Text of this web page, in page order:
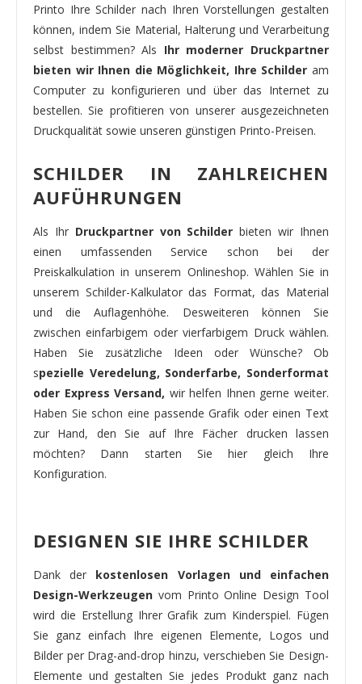
Printo Ihre Schilder nach Ihren Vorstellungen gestalten
können, indem Sie Material, Halterung und Verarbeitung
selbst bestimmen? Als Ihr moderner Druckpartner
bieten wir Ihnen die Möglichkeit, Ihre Schilder am
Computer zu konfigurieren und über das Internet zu
bestellen. Sie profitieren von unserer ausgezeichneten
Druckqualität sowie unseren günstigen Printo-Preisen.
SCHILDER IN ZAHLREICHEN
AUFÜHRUNGEN
Als Ihr Druckpartner von Schilderbieten wir Ihnen
einen umfassenden Service schon bei der
Preiskalkulation in unserem Onlineshop. Wählen Sie in
unserem Schilder-Kalkulator das Format, das Material
und die Auflagenhöhe. Desweiteren können Sie
zwischen einfarbigem oder vierfarbigem Druck wählen.
Haben Sie zusätzliche Ideen oder Wünsche? Ob
spezielle Veredelung, Sonderfarbe, Sonderformat
oder Express Versand, wir helfen Ihnen gerne weiter.
Haben Sie schon eine passende Grafik oder einen Text
zur Hand, den Sie auf Ihre Fächer drucken lassen
möchten? Dann starten Sie hier gleich Ihre
Konfiguration.
DESIGNEN SIE IHRE SCHILDER
Dank der kostenlosen Vorlagen und einfachen
Design-Werkzeugen vom Printo Online Design Tool
wird die Erstellung Ihrer Grafik zum Kinderspiel. Fügen
Sie ganz einfach Ihre eigenen Elemente, Logos und
Bilder per Drag-and-drop hinzu, verschieben Sie Design-
Elemente und gestalten Sie jedes Produkt ganz nach